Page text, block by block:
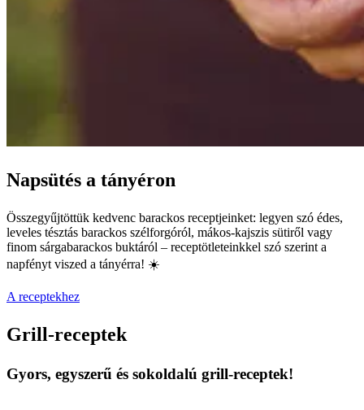
Napsütés a tányéron
Összegyűjtöttük kedvenc barackos receptjeinket: legyen szó édes,
leveles tésztás barackos szélforgóról, mákos-kajszis sütiről vagy
finom sárgabarackos buktáról – receptötleteinkkel szó szerint a
napfényt viszed a tányérra! ☀️
A receptekhez
Grill-receptek
Gyors, egyszerű és sokoldalú grill-receptek!